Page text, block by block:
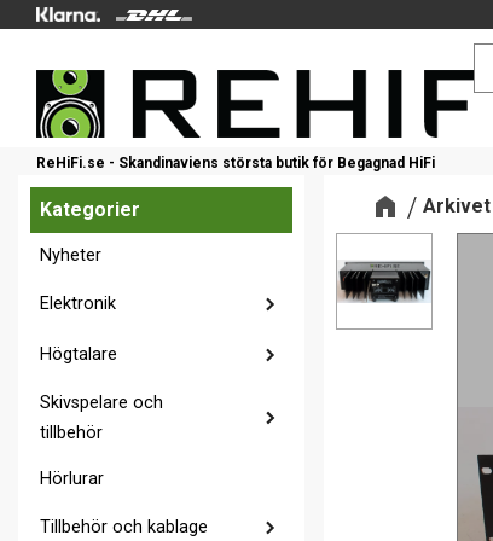
ReHiFi.se - Skandinaviens största butik för Begagnad HiFi
Arkivet
Kategorier
Nyheter
Elektronik
Högtalare
Skivspelare och
tillbehör
Hörlurar
Tillbehör och kablage